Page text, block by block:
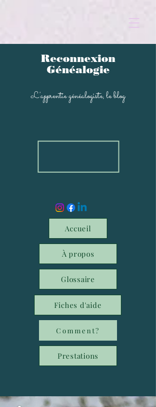
Reconnexion
Généalogie
L'apprentie généalogiste, le blog
Accueil
À propos
Glossaire
Fiches d'aide
Comment?
Prestations